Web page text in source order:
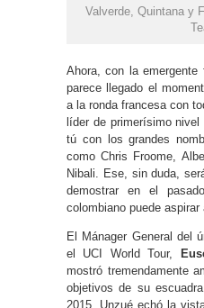
Valverde, Quintana y
Ahora, con la emergente
parece llegado el
a la ronda francesa con
líder de primerísimo
tú con los grandes
como Chris Froome,
Nibali. Ese, sin duda,
demostrar en el
colombiano puede
El Mánager General del
el UCI World Tour,
mostró tremendamente
objetivos de su
2015. Unzué echó la